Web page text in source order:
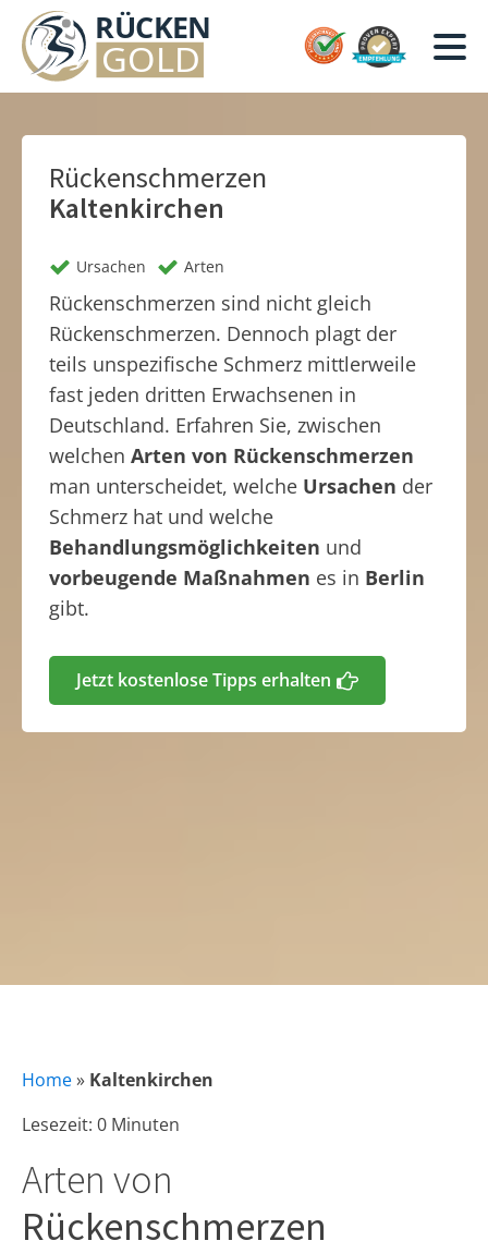
Rückenschmerzen
Kaltenkirchen
Ursachen Arten
Rückenschmerzen sind nicht gleich
Rückenschmerzen. Dennoch plagt der
teils unspezifische Schmerz mittlerweile
fast jeden dritten Erwachsenen in
Deutschland. Erfahren Sie, zwischen
welchen Arten von Rückenschmerzen
man unterscheidet, welche Ursachen der
Schmerz hat und welche
Behandlungsmöglichkeiten und
vorbeugende Maßnahmen es in Berlin
gibt.
Jetzt kostenlose Tipps erhalten
Home» Kaltenkirchen
Lesezeit: 0 Minuten
Arten von
Rückenschmerzen